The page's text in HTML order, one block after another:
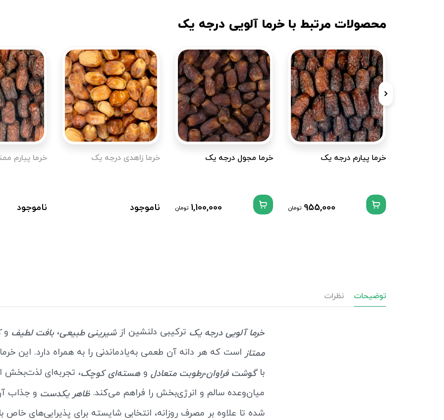
محصولات مرتبط با خرما آلویی درجه یک
خرما پیارم درجه یک
955,000 تومان
خرما مجول درجه یک
1,100,000 تومان
خرما زاهدی درجه یک
ناموجود
خرما پیارم
ناموجود
توضیحات نظرات
خرما آلویی درجه یک ترکیبی دلنشین ازشیرینی طبیعی، بافت لطیف و
ممتاز است که هر دانه آن طعمی به‌یادماندنی را به همراه دارد. این
باگوشت فراوان،رطوبت متعادل وهسته‌ای کوچک، تجربه‌ای لذت‌بخش
میان‌وعده سالم و انرژی‌بخش را فراهم می‌کند.ظاهر یکدست و جذاب
شده تا علاوه بر مصرف روزانه، انتخابی شایسته برای پذیرایی‌های خاص